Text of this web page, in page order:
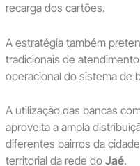
recarga dos cartões.
A estratégia também
tradicionais de
operacional do sistema de
A utilização das bancas
aproveita a ampla
diferentes bairros da
territorial da rede do Jaé.